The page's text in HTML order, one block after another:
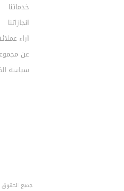
خدماتنا
انجازاتنا
آراء
عن
سياسة
جميع